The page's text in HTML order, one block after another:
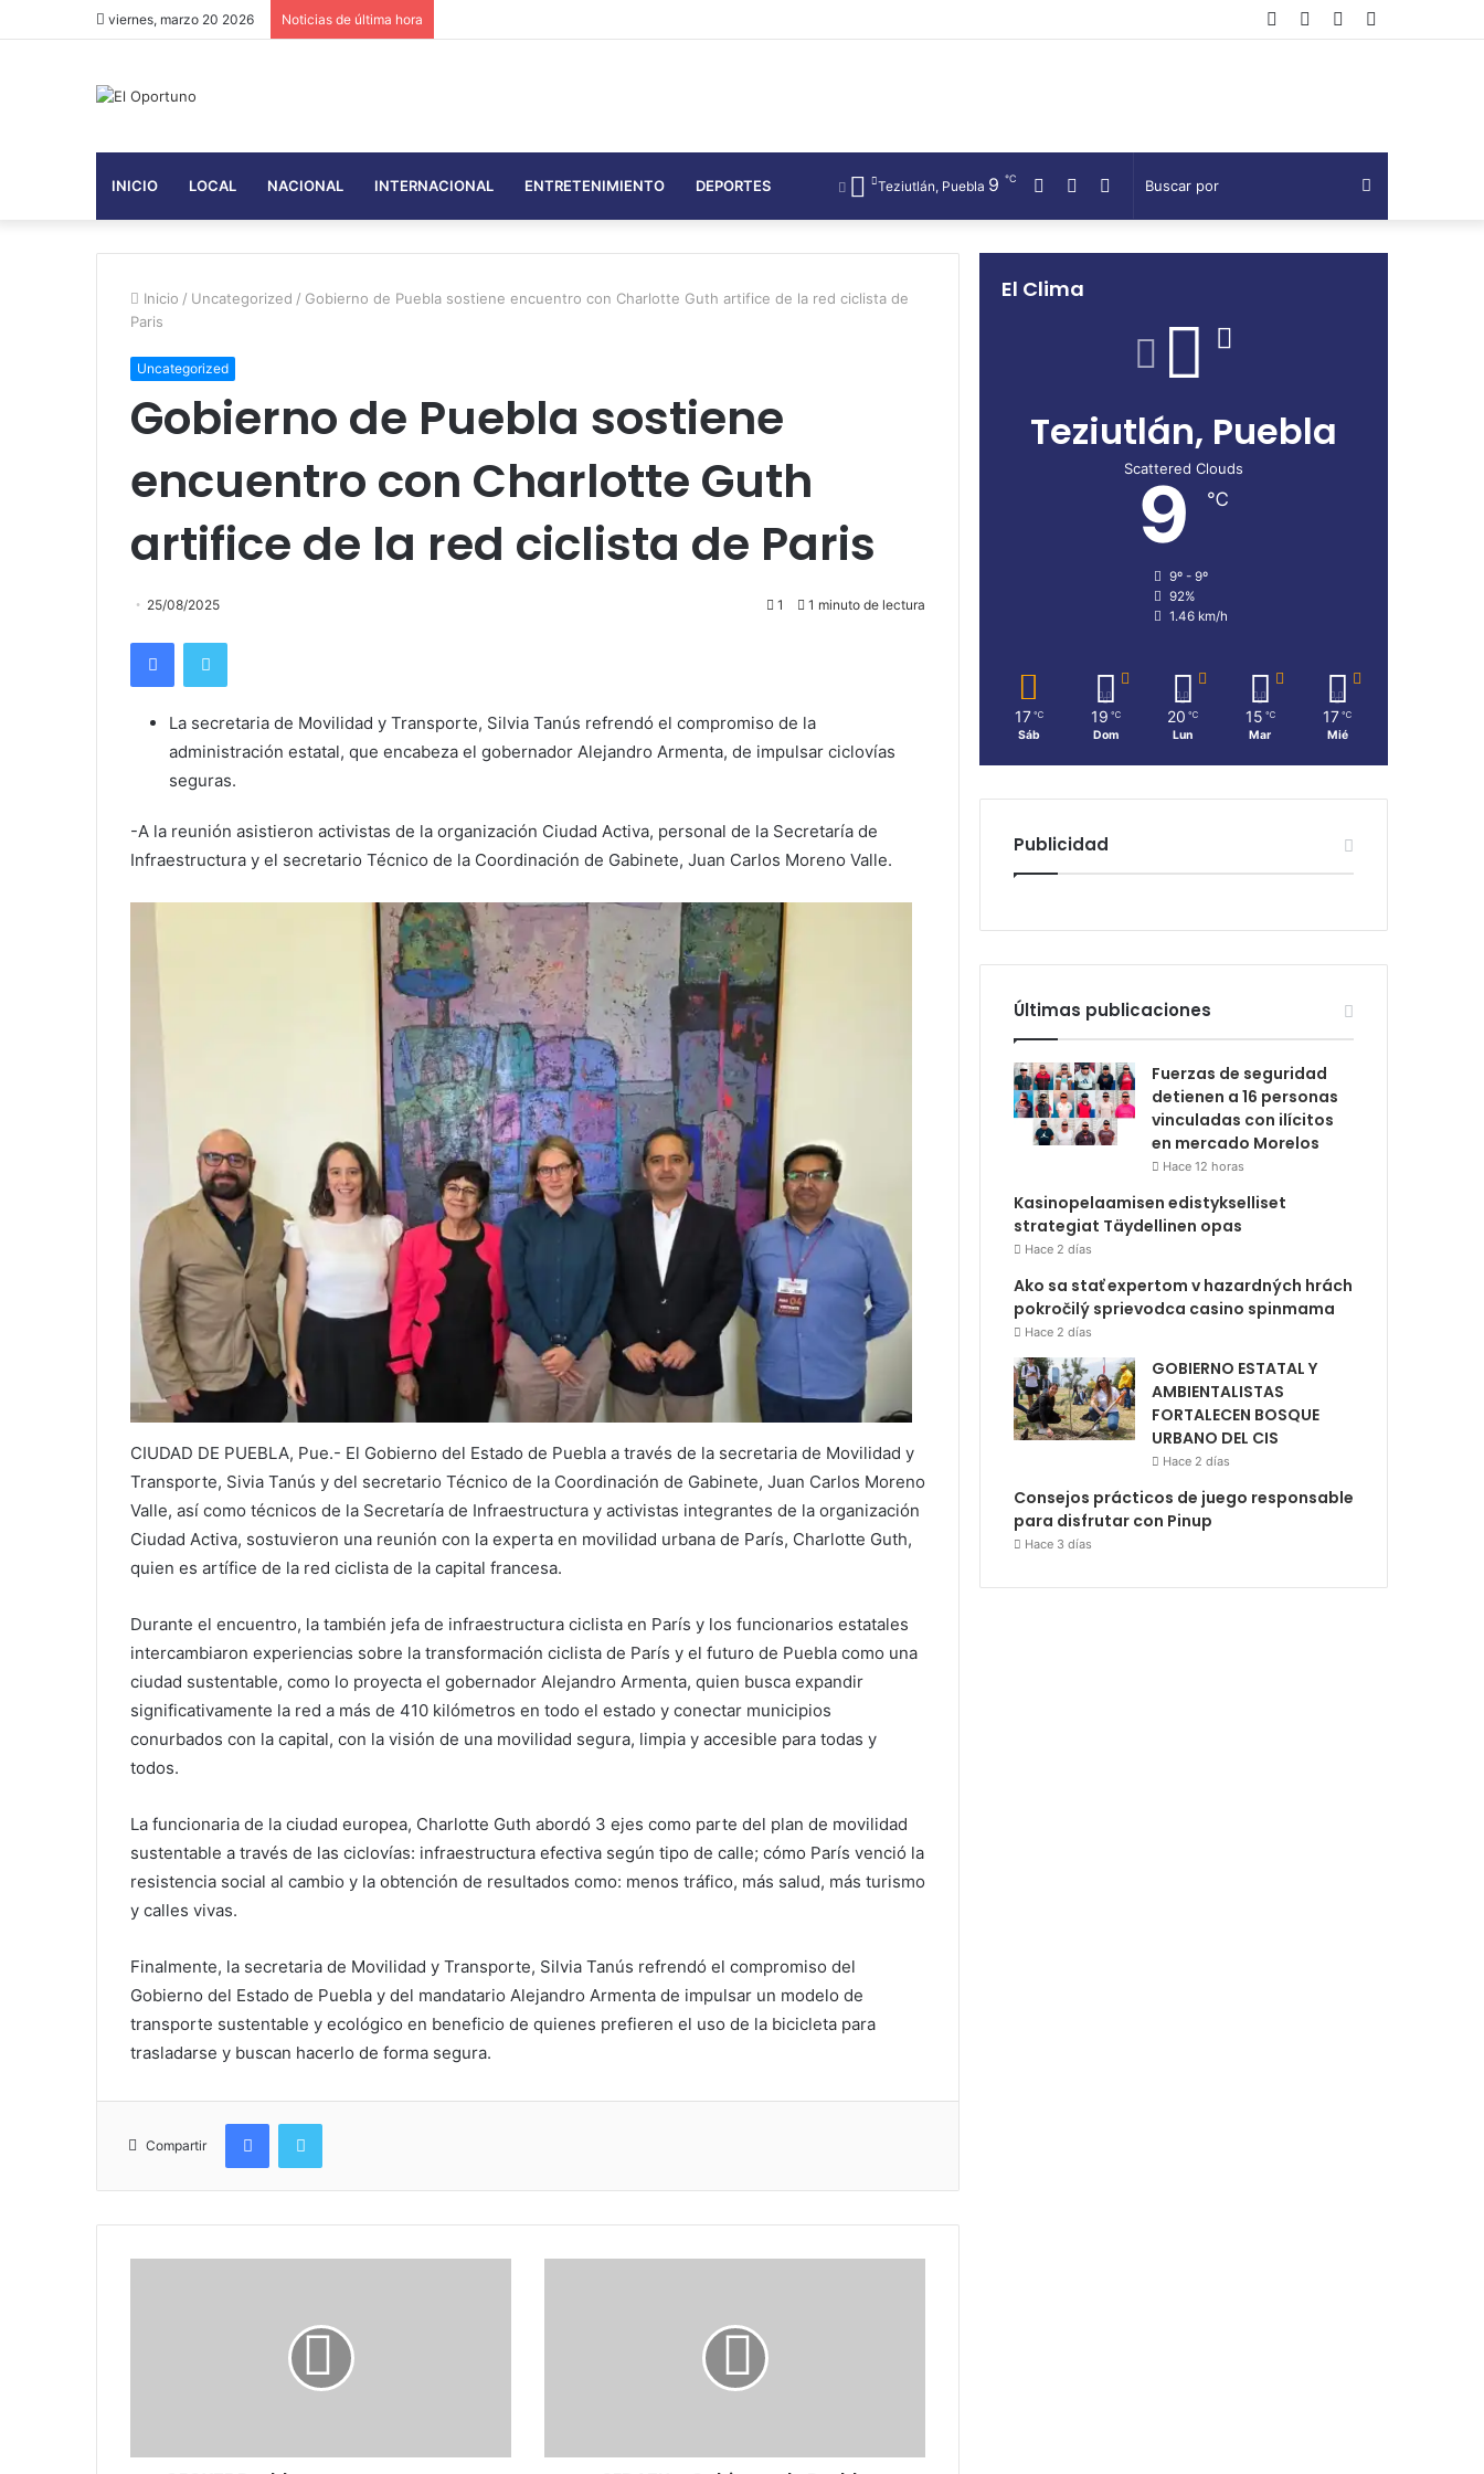
viernes, marzo 20 2026 Noticias de última hora Telegram
Twitter
Facebook
INICIO LOCAL NACIONAL INTERNACIONAL ENTRETENIMIENTO DEPORTES Buscar
por
Telegram
Twitter
Facebook
Teziutlán, Puebla 9 ℃
Inicio / Uncategorized / Gobierno de Puebla sostiene encuentro con Charlotte Guth artifice de la red ciclista de
Paris
Uncategorized
Gobierno de Puebla sostiene
encuentro con Charlotte Guth
artifice de la red ciclista de Paris
25/08/2025 1 1 minuto de lectura
FacebookTwitter
La secretaria de Movilidad y Transporte, Silvia Tanús refrendó el compromiso de la
administración estatal, que encabeza el gobernador Alejandro Armenta, de impulsar ciclovías
seguras.
-A la reunión asistieron activistas de la organización Ciudad Activa, personal de la Secretaría de
Infraestructura y el secretario Técnico de la Coordinación de Gabinete, Juan Carlos Moreno Valle.
CIUDAD DE PUEBLA, Pue.- El Gobierno del Estado de Puebla a través de la secretaria de Movilidad y
Transporte, Sivia Tanús y del secretario Técnico de la Coordinación de Gabinete, Juan Carlos Moreno
Valle, así como técnicos de la Secretaría de Infraestructura y activistas integrantes de la organización
Ciudad Activa, sostuvieron una reunión con la experta en movilidad urbana de París, Charlotte Guth,
quien es artífice de la red ciclista de la capital francesa.
Durante el encuentro, la también jefa de infraestructura ciclista en París y los funcionarios estatales
intercambiaron experiencias sobre la transformación ciclista de París y el futuro de Puebla como una
ciudad sustentable, como lo proyecta el gobernador Alejandro Armenta, quien busca expandir
significativamente la red a más de 410 kilómetros en todo el estado y conectar municipios
conurbados con la capital, con la visión de una movilidad segura, limpia y accesible para todas y
todos.
La funcionaria de la ciudad europea, Charlotte Guth abordó 3 ejes como parte del plan de movilidad
sustentable a través de las ciclovías: infraestructura efectiva según tipo de calle; cómo París venció la
resistencia social al cambio y la obtención de resultados como: menos tráfico, más salud, más turismo
y calles vivas.
Finalmente, la secretaria de Movilidad y Transporte, Silvia Tanús refrendó el compromiso del
Gobierno del Estado de Puebla y del mandatario Alejandro Armenta de impulsar un modelo de
transporte sustentable y ecológico en beneficio de quienes prefieren el uso de la bicicleta para
trasladarse y buscan hacerlo de forma segura.
Compartir
FacebookTwitter
El Clima
Teziutlán, Puebla
Scattered Clouds
9 ℃
9º - 9º
92%
1.46 km/h
17 ℃
Sáb
19 ℃
Dom
20 ℃
Lun
15 ℃
Mar
17 ℃
Mié
Publicidad
Últimas publicaciones
Fuerzas de seguridad
detienen a 16 personas
vinculadas con ilícitos
en mercado Morelos
Hace 12 horas
Kasinopelaamisen edistykselliset
strategiat Täydellinen opas
Hace 2 días
Ako sa stať expertom v hazardných hrách
pokročilý sprievodca casino spinmama
Hace 2 días
GOBIERNO ESTATAL Y
AMBIENTALISTAS
FORTALECEN BOSQUE
URBANO DEL CIS
Hace 2 días
Consejos prácticos de juego responsable
para disfrutar con Pinup
Hace 3 días